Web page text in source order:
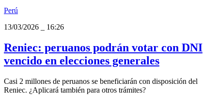
Perú
13/03/2026
16:26
Reniec: peruanos podrán votar con DNI
vencido en elecciones generales
Casi 2 millones de peruanos se beneficiarán con disposición del
Reniec. ¿Aplicará también para otros trámites?